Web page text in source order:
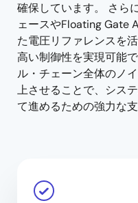
確保しています。 さら
ェースやFloating Gate
た電圧リファレンスを
高い制御性を実現可能
ル・チェーン全体のノ
上させることで、シス
て進めるための強力な支